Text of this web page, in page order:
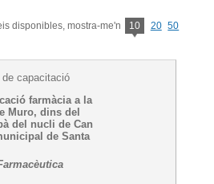
disponibles, mostra-me'n 10 20 50
capacitació
farmàcia a la
Muro, dins del
del nucli de Can
de Santa